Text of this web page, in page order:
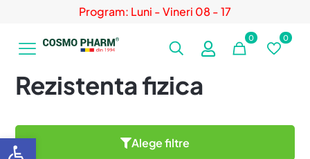
Program: Luni - Vineri 08 - 17
0 0
Rezistenta fizica
Alege filtre
Deschide bara de unelte